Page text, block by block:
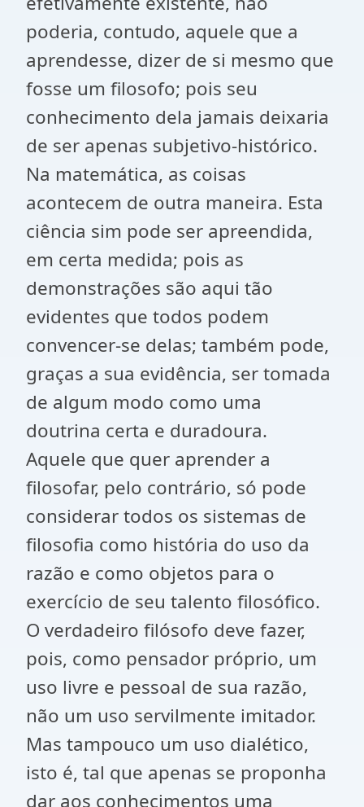
poderia, contudo, aquele que a
aprendesse, dizer de si mesmo que
fosse um filosofo; pois seu
conhecimento dela jamais deixaria
de ser apenas subjetivo-histórico.
Na matemática, as coisas
acontecem de outra maneira. Esta
ciência sim pode ser apreendida,
em certa medida; pois as
demonstrações são aqui tão
evidentes que todos podem
convencer-se delas; também pode,
graças a sua evidência, ser tomada
de algum modo como uma
doutrina certa e duradoura.
Aquele que quer aprender a
filosofar, pelo contrário, só pode
considerar todos os sistemas de
filosofia como história do uso da
razão e como objetos para o
exercício de seu talento filosófico.
O verdadeiro filósofo deve fazer,
pois, como pensador próprio, um
uso livre e pessoal de sua razão,
não um uso servilmente imitador.
Mas tampouco um uso dialético,
isto é, tal que apenas se proponha
dar aos conhecimentos uma